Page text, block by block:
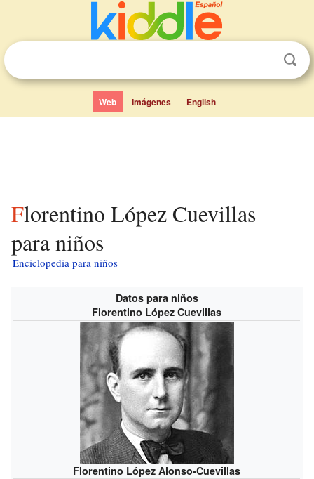
Web Imágenes English
Florentino López Cuevillas
para niños
Enciclopedia para niños
Datos para niños
Florentino López Cuevillas
Florentino López Alonso-Cuevillas